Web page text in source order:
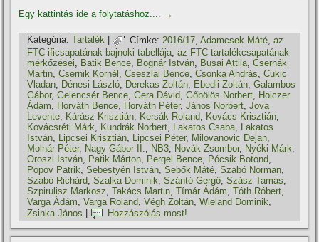
Egy kattintás ide a folytatáshoz.... →
Kategória: Tartalék | Címke: 2016/17 ,Adamcsek Máté ,az
FTC ificsapatának bajnoki tabellája,az FTC tartalékcsapatának
mérkőzései, Batik Bence, Bognár István, Busai Attila,Csernák
Martin,Csernik Kornél ,Cseszlai Bence,Csonka András,Cukic
Vladan, Dénesi László, Derekas Zoltán, Ebedli Zoltán,Galambos
Gábor,Gelencsér Bence,Gera Dávid,Gőbölös Norbert, Holczer
Ádám, Horváth Bence, Horváth Péter,János Norbert,Jova
Levente, Kárász Krisztián, Kersák Roland, Kovács Krisztián,
Kovácsréti Márk, Kundrák Norbert, Lakatos Csaba, Lakatos
István, Lipcsei Krisztián, Lipcsei Péter, Milovanovic Dejan,
Molnár Péter, Nagy Gábor II., NB3, Novák Zsombor, Nyéki Márk,
Oroszi István, Patik Márton, Pergel Bence, Pócsik Botond,
Popov Patrik,Sebestyén István,Sebők Máté,Szabó Norman,
Szabó Richárd,Szalka Dominik,Szántó Gergő,Szász Tamás,
Szpirulisz Markosz,Takács Martin,Tí­már Ádám,Tóth Róbert,
Varga Ádám,Varga Roland,Végh Zoltán,Wieland Dominik,
Zsinka János
Hozzászólás most!